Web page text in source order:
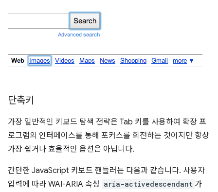
단축키
가장 일반적인 키보드 탐색 전략은 Tab 키를 사용하여 확장 프
로그램의 인터페이스를 통해 포커스를 회전하는 것이지만 항상
가장 쉽거나 효율적인 옵션은 아닙니다.
간단한 JavaScript 키보드 핸들러는 다음과 같습니다. 사용자
입력에 따라 WAI-ARIA 속성 aria-activedescendant 가